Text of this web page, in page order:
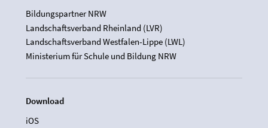
Bildungspartner NRW
Landschaftsverband Rheinland (LVR)
Landschaftsverband Westfalen-Lippe (LWL)
Ministerium für Schule und Bildung NRW
Download
iOS